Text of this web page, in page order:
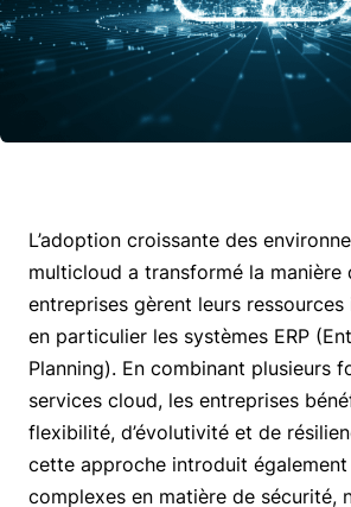
L’adoption croissante des
multicloud a transformé la manière
entreprises gèrent leurs
en particulier les systèmes ERP
Planning). En combinant plusieurs
services cloud, les entreprises
flexibilité, d’évolutivité et de
cette approche introduit
complexes en matière de sécurité,